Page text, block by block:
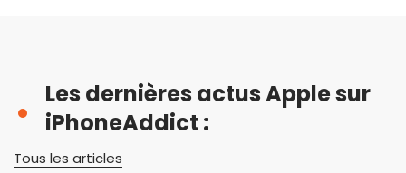
Les dernières actus Apple sur
iPhoneAddict :
Tous les articles